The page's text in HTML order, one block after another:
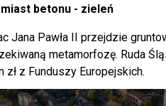
betonu - zieleń
Jana Pawła II przejdzie
metamorfozę. Ruda
zł z Funduszy Europejskich.